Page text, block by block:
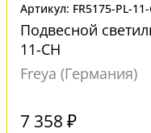
Артикул: FR5175-PL-11-
Подвесной
11-CH
Freya (Германия)
7 358 ₽